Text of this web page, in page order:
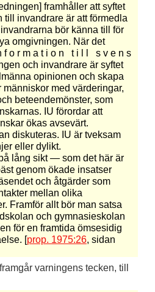
framhåller att syftet
till invandrare är att förmedla
bör känna till för
omgivningen. När det
f o r m a t i o n t i l l s v e n s
och invandrare är syftet
opinionen och skapa
människor med värderingar,
beteendemönster, som
IU förordar att
ökas avsevärt.
diskuteras. IU är tveksam
eller dylikt.
lång sikt — som det här är
genom ökade insatser
och åtgärder som
mellan olika
Framför allt bör man satsa
och gymnasieskolan
för en framtida ömsesidig
[prop. 1975:26, sidan
varningens tecken, till